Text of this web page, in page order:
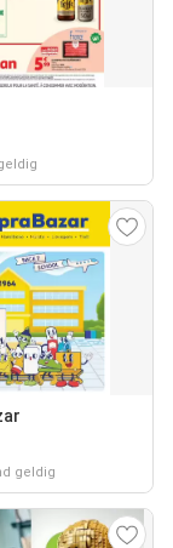
geldig